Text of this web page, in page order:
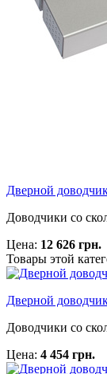
Дверной
Доводчики со
Цена: 12 626 грн.
Товары этой
Дверной
Доводчики со
Цена: 4 454 грн.